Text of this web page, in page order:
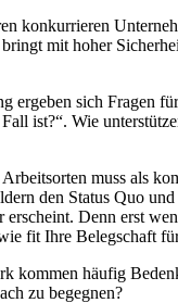
konkurrieren
mit hoher
ergeben sich Fragen
ist?“. Wie
muss als
den Status Quo
Denn erst
fit Ihre Belegschaft
kommen häufig
zu begegnen?